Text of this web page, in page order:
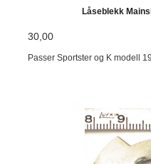
Låseblekk
30,00
Passer Sportster og K modell